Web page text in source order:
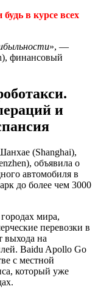
будь в курсе всех
», —
финансовый
и
(Shanghai),
объявила о
автомобиля в
до более чем 3000
мира,
перевозки в
выхода на
Baidu Apollo Go
с местной
который уже